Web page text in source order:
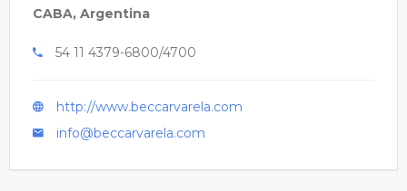
CABA, Argentina
54 11 4379-6800/4700
http://www.beccarvarela.com
info@beccarvarela.com